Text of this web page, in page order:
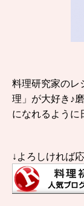
料理研究家のレ
理」が大好き♪
になれるように
↓よろしければ